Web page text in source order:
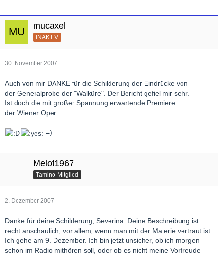
mucaxel
INAKTIV
30. November 2007
Auch von mir DANKE für die Schilderung der Eindrücke von
der Generalprobe der "Walküre". Der Bericht gefiel mir sehr.
Ist doch die mit großer Spannung erwartende Premiere
der Wiener Oper.
=)
Melot1967
Tamino-Mitglied
2. Dezember 2007
Danke für deine Schilderung, Severina. Deine Beschreibung ist
recht anschaulich, vor allem, wenn man mit der Materie vertraut ist.
Ich gehe am 9. Dezember. Ich bin jetzt unsicher, ob ich morgen
schon im Radio mithören soll, oder ob es nicht meine Vorfreude